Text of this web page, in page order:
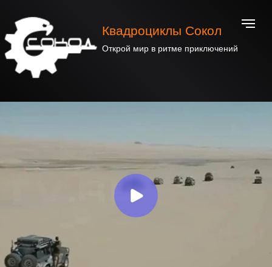
Открой мир в ритме приключений
Официальный представитель завода-
производителя квадроциклов Сокол